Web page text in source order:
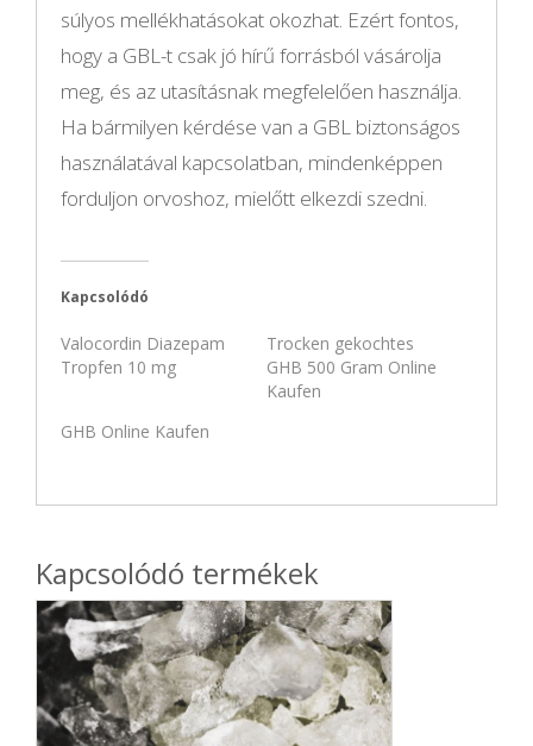
súlyos mellékhatásokat okozhat. Ezért fontos,
hogy a GBL-t csak jó hírű forrásból vásárolja
meg, és az utasításnak megfelelően használja.
Ha bármilyen kérdése van a GBL biztonságos
használatával kapcsolatban, mindenképpen
forduljon orvoshoz, mielőtt elkezdi szedni.
Kapcsolódó
Valocordin Diazepam
Tropfen 10 mg
Trocken gekochtes
GHB 500 Gram Online
Kaufen
GHB Online Kaufen
Kapcsolódó termékek